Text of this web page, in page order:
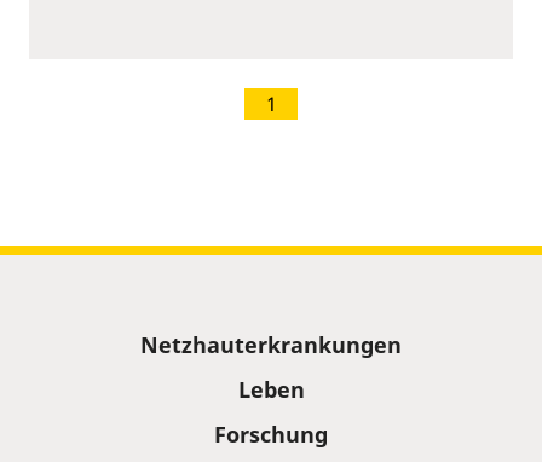
1
Netzhauterkrankungen
Leben
Forschung